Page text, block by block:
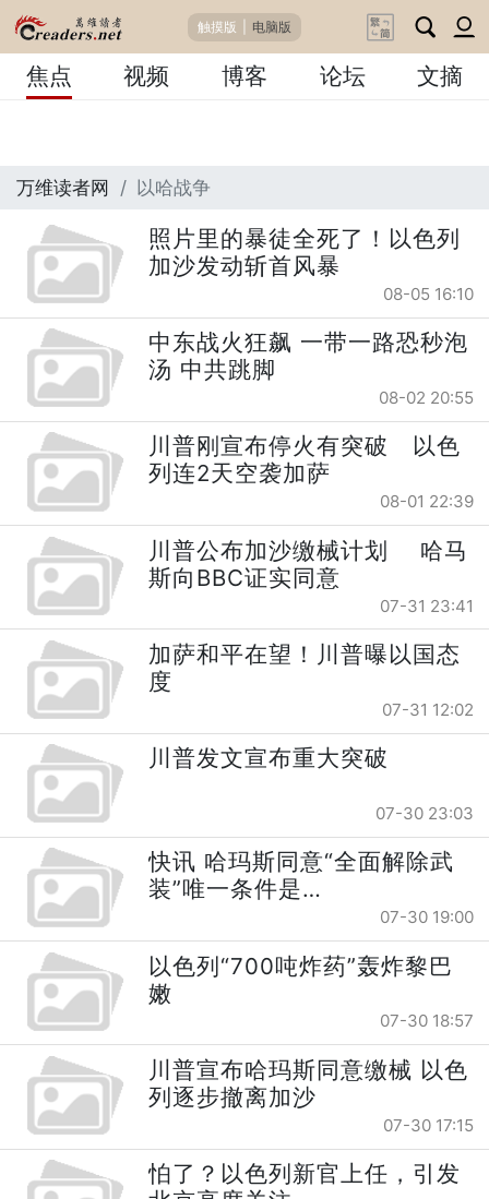
触摸版 电脑版
焦点 视频 博客 论坛 文摘
万维读者网 以哈战争
照片里的暴徒全死了！以色列
加沙发动斩首风暴
08-05 16:10
中东战火狂飙 一带一路恐秒泡
汤 中共跳脚
08-02 20:55
川普刚宣布停火有突破 以色
列连2天空袭加萨
08-01 22:39
川普公布加沙缴械计划 哈马
斯向BBC证实同意
07-31 23:41
加萨和平在望！川普曝以国态
度
07-31 12:02
川普发文宣布重大突破
07-30 23:03
快讯 哈玛斯同意“全面解除武
装”唯一条件是…
07-30 19:00
以色列“700吨炸药”轰炸黎巴
嫩
07-30 18:57
川普宣布哈玛斯同意缴械 以色
列逐步撤离加沙
07-30 17:15
怕了？以色列新官上任，引发